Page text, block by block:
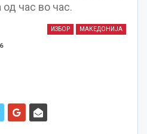
од час во час.
ИЗБОР МАКЕДОНИЈА